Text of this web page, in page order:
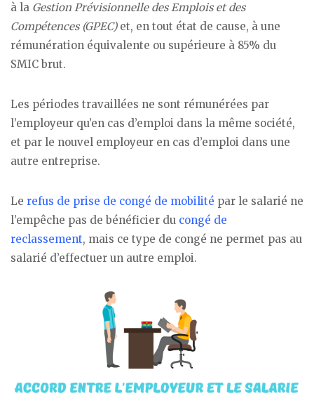
à la Gestion Prévisionnelle des Emplois et des
Compétences (GPEC)et, en tout état de cause, à une
rémunération équivalente ou supérieure à 85% du
SMIC brut.
Les périodes travaillées ne sont rémunérées par
l’employeur qu’en cas d’emploi dans la même société,
et par le nouvel employeur en cas d’emploi dans une
autre entreprise.
Le refus de prise de congé de mobilité par le salarié ne
l’empêche pas de bénéficier du congé de
reclassement, mais ce type de congé ne permet pas au
salarié d’effectuer un autre emploi.